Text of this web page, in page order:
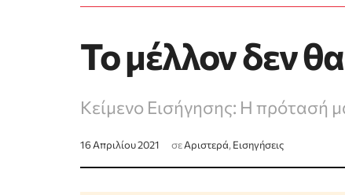
Το μέλλον δεν
Κείμενο Εισήγησης: Η πρότασή
16 Απριλίου 2021 σεΑριστερά, Εισηγήσεις